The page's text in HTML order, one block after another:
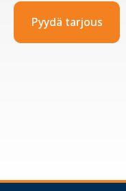
Pyydä tarjous